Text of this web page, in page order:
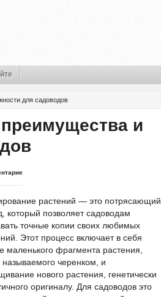
для садоводов
и
растений — это потрясающий
который позволяет садоводам
точные копии своих любимых
Этот процесс включает в себя
маленького фрагмента растения,
называемого черенком, и
нового растения, генетически
оригиналу. Для садоводов это